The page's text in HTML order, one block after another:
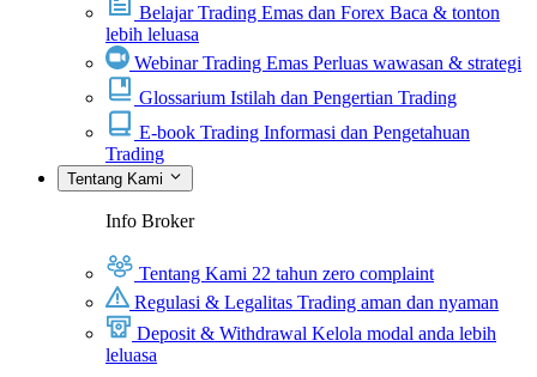
Belajar Trading Emas dan Forex Baca & tonton
lebih leluasa
Webinar Trading Emas Perluas wawasan & strategi
Glossarium Istilah dan Pengertian Trading
E-book Trading Informasi dan Pengetahuan
Trading
Tentang Kami
Info Broker
Tentang Kami 22 tahun zero complaint
Regulasi & Legalitas Trading aman dan nyaman
Deposit & Withdrawal Kelola modal anda lebih
leluasa